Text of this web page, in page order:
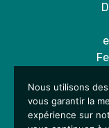
Nous utilisons
vous garantir la
expérience sur